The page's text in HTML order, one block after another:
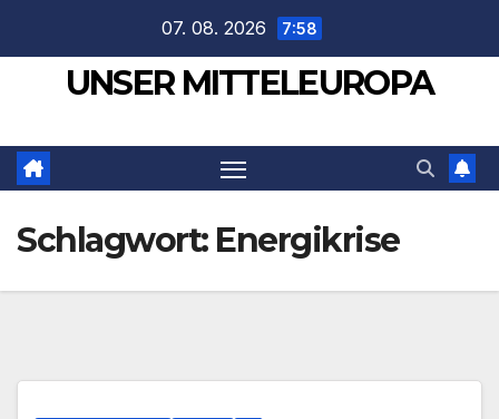
springen
07. 08. 2026 7:58
UNSER MITTELEUROPA
Schlagwort: Energikrise